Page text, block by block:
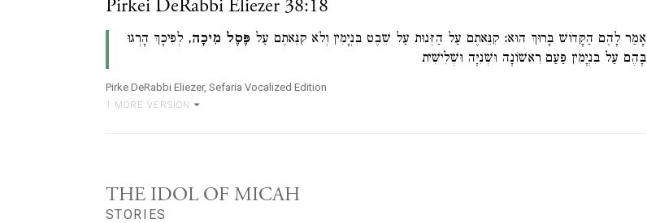
Pirkei DeRabbi Eliezer 38:18
אָמַר לָהֶם הַקָּדוֹשׁ בָּרוּךְ הוּא: קִנֵּאתֶם עַל הַזְּנוּת עַל שֵׁבֶט בִּנְיָמִין וְלֹא קִנֵּאתֶם עַל פֶּסֶל מִיכָה, לְפִיכָךְ הָרְגוּ
בָּהֶם עַל בִּנְיָמִין פַּעַם רִאשׁוֹנָה וּשְׁנִיָּה וּשְׁלִישִׁית
Pirke DeRabbi Eliezer, Sefaria Vocalized Edition
1 MORE VERSION
THE IDOL OF MICAH
STORIES